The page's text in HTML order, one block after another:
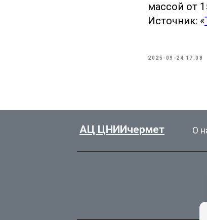
массой от
Источник: «
2025-09-24 17:08
АЦ ЦНИИчермет О